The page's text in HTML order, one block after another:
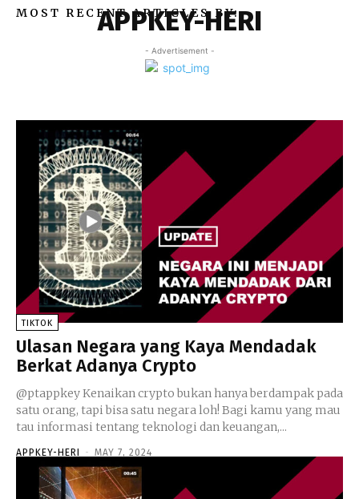
MOST RECENT ARTICLES BY:
APPKEY-HERI
- Advertisement -
TIKTOK
Ulasan Negara yang Kaya Mendadak
Berkat Adanya Crypto
@ptappkey Kenaikan crypto bukan hanya berdampak pada
satu orang, tapi bisa satu negara loh! Bagi kamu yang mau
tau informasi tentang teknologi dan keuangan,...
APPKEY-HERI - MAY 7, 2024